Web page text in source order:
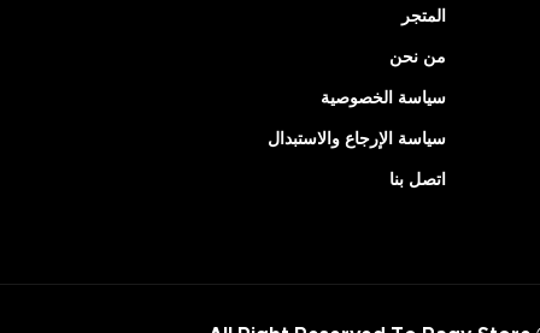
المتجر
من نحن
سياسة الخصوصية
سياسة الإرجاع والاستبدال
اتصل بنا